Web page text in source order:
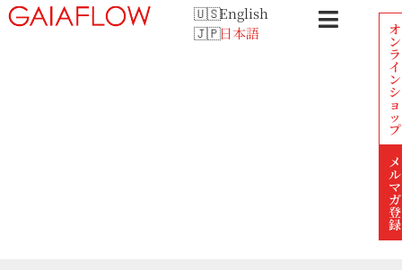
English
日本語
オ
ン
ラ
イ
ン
シ
ョ
ッ
プ
メ
ル
マ
ガ
登
録